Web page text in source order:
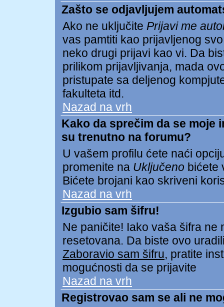
Zašto se odjavljujem
Ako ne uključite Prijavi me
vas pamtiti kao prijavljenog
neko drugi prijavi kao vi. Da
prilikom prijavljivanja, mada
pristupate sa deljenog
fakulteta itd.
Nazad na vrh
Kako da sprečim da se moje
su trenutno na forumu?
U vašem profilu ćete naći
promenite na Uključeno bićete
Bićete brojani kao skriveni
Nazad na vrh
Izgubio sam šifru!
Ne paničite! Iako vaša šifra ne
resetovana. Da biste ovo
Zaboravio sam šifru, pratite
mogućnosti da se prijavite
Nazad na vrh
Registrovao sam se ali ne